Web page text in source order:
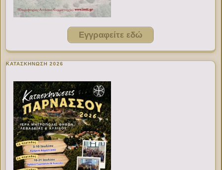
Εγγραφείτε εδώ
ΚΑΤΑΣΚΗΝΩΣΗ 2026